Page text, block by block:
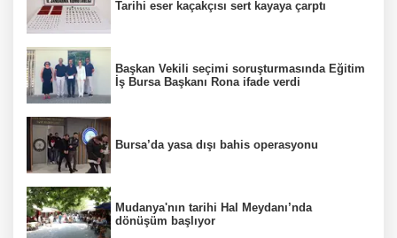
Tarihi eser kaçakçısı sert kayaya çarptı
Başkan Vekili seçimi soruşturmasında Eğitim
İş Bursa Başkanı Rona ifade verdi
Bursa’da yasa dışı bahis operasyonu
Mudanya'nın tarihi Hal Meydanı’nda
dönüşüm başlıyor